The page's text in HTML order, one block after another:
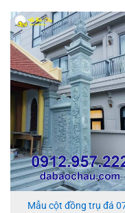
Mẫu cột đồng trụ đá